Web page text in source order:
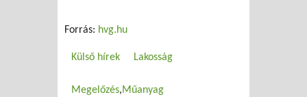
Forrás: hvg.hu
Külső hírek Lakosság
Megelőzés Műanyag